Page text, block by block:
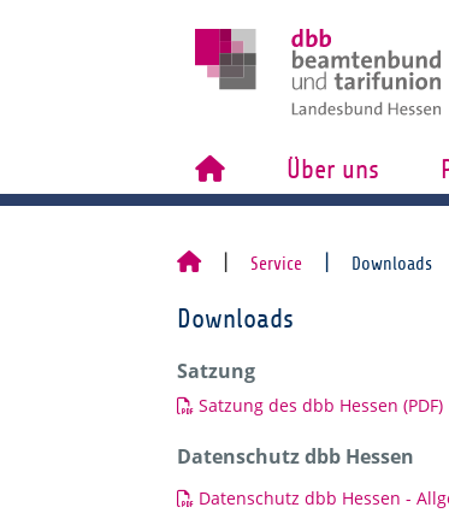
Über uns
Service Downloads
Downloads
Satzung
Satzung des dbb Hessen (PDF)
Datenschutz dbb Hessen
Datenschutz dbb Hessen -